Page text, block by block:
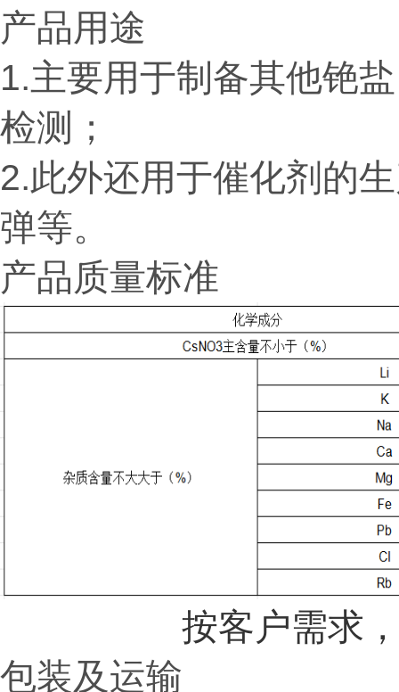
产品用途
1.主要用于制备其他铯
检测；
2.此外还用于催化剂的
弹等。
产品质量标准
按客户需求
包装及运输